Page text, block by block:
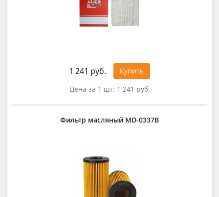
1 241 руб.
Купить
Цена за 1 шт: 1 241 руб.
Фильтр масляный MD-0337B